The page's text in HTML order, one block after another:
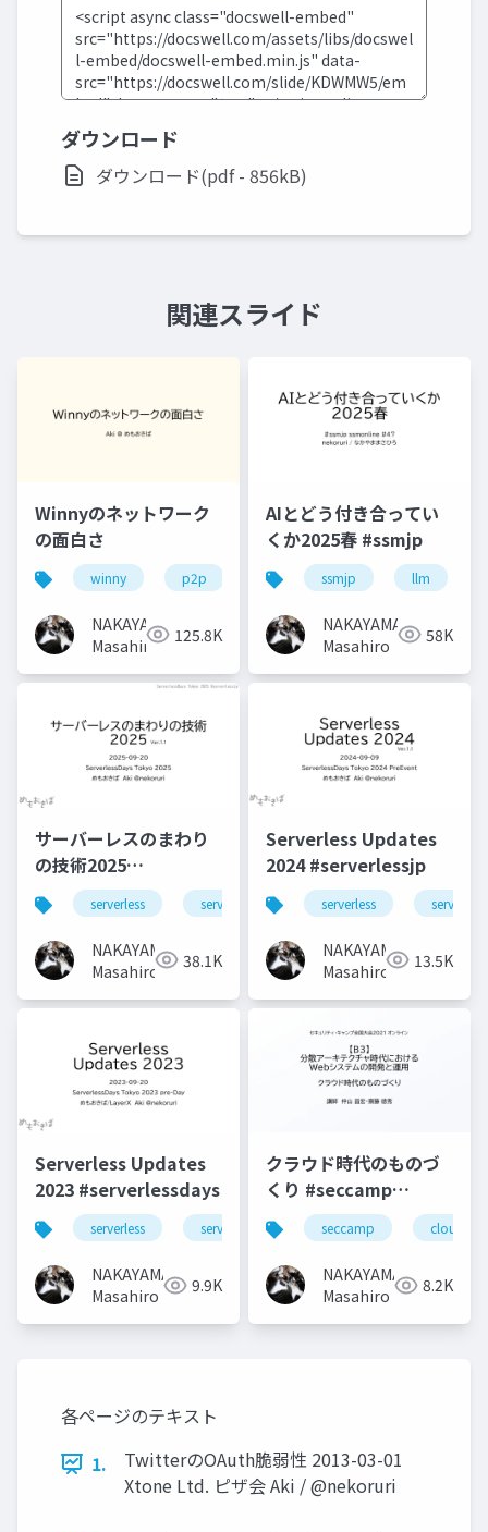
ダウンロード
ダウンロード(pdf - 856kB)
関連スライド
Winnyのネットワーク
の面白さ
winny p2p
NAKAYAMA
Masahiro
125.8K
AIとどう付き合ってい
くか2025春 #ssmjp
ssmjp llm
NAKAYAMA
Masahiro
58K
サーバーレスのまわり
の技術2025
#serverlessjp
serverless serverlessjp
NAKAYAMA
Masahiro
38.1K
Serverless Updates
2024 #serverlessjp
serverless
NAKAYAMA
Masahiro
13.5K
Serverless Updates
2023 #serverlessdays
serverless serverlessdays
NAKAYAMA
Masahiro
9.9K
クラウド時代のものづ
くり #seccamp
#seccamp2021b3
seccamp cloud
NAKAYAMA
Masahiro
8.2K
各ページのテキスト
1.
TwitterのOAuth脆弱性 2013-03-01
Xtone Ltd. ピザ会 Aki / @nekoruri